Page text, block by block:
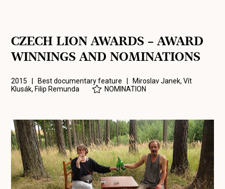
CZECH LION AWARDS – AWARD
WINNINGS AND NOMINATIONS
2015 | Best documentary feature | Miroslav Janek,Vít
Klusák, Filip Remunda NOMINATION